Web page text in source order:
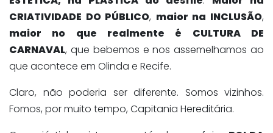
CRIATIVIDADE DO PÚBLICO, maior na INCLUSÃO,
maior no que realmente é CULTURA DE
CARNAVAL, que bebemos e nos assemelhamos ao
que acontece em Olinda e Recife.
Claro, não poderia ser diferente. Somos vizinhos.
Fomos, por muito tempo, Capitania Hereditária.